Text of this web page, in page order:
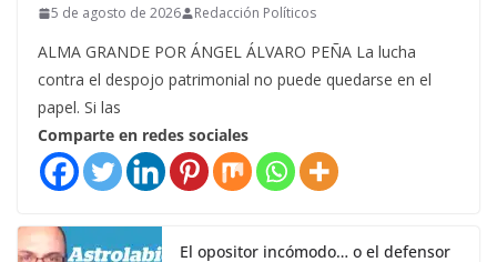
5 de agosto de 2026 Redacción Políticos
ALMA GRANDE POR ÁNGEL ÁLVARO PEÑA La lucha
contra el despojo patrimonial no puede quedarse en el
papel. Si las
Comparte en redes sociales
El opositor incómodo… o el defensor